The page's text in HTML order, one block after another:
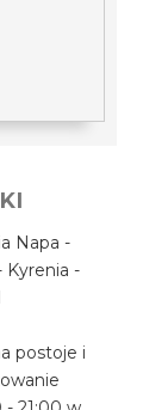
Napa -
Kyrenia -
postoje i